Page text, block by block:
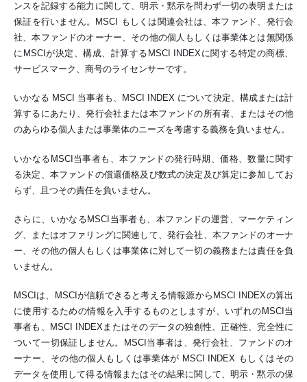
ンスを記録する能力に関して、明示・黙示を問わず一切の表明または
保証を行いません。MSCI もしくは関連会社は、本ファンド、発行会
社、本ファンドのオーナー、その他の個人もしくは事業体とは無関係
にMSCIが決定、構成、計算するMSCI INDEXに関する特定の商標、
サービスマーク、商号のライセンサーです。
いかなる MSCI 当事者も、MSCI INDEX について決定、構成または計
算するにあたり、発行会社または本ファンドの所有者、またはその他
のあらゆる個人または事業体のニーズを考慮する義務を負いません。
いかなるMSCI当事者も、本ファンドの発行時期、価格、数量に関す
る決定、本ファンドの償還価格及び数式の決定及び算定に参加してお
らず、且つその責任を負いません。
さらに、いかなるMSCI当事者も、本ファンドの運営、マーケティン
グ、またはオファリングに関連して、発行会社、本ファンドのオーナ
ー、その他の個人もしくは事業体に対して一切の義務または責任を負
いません。
MSCIは、MSCIが信頼できると考える情報源からMSCI INDEXの算出
に使用するための情報を入手するものとしますが、いずれのMSCI当
事者も、MSCI INDEXまたはそのデータの独創性、正確性、完全性に
ついて一切保証しません。MSCI当事者は、発行会社、ファンドのオ
ーナー、その他の個人もしくは事業体が MSCI INDEX もしくはその
データを使用して得る情報またはその結果に関して、明示・黙示の保